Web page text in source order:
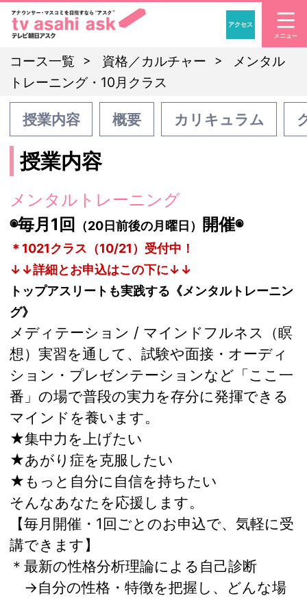
「アナウンサー・マ
アクセス
コース一覧 資格／カルチャー
メンタル
トレーニング・10月クラス
授業内容 概要 カリキュラム
授業内容
メンタルトレーニング
◉毎月1回 （20日前後の月曜日） 開催◉
＊1021クラス（10/21）受付中！
↓↓詳細とお申込はこの下に↓↓
トップアスリートも実践する《メンタルトレーニン
グ》
メディテーション / マインドフルネス（瞑
想）実習を通して、試験や面接・オーディ
ション・プレゼンテーションなど「ここ一
番」の場で普段の実力を存分に発揮できる
マインドを養います。
★集中力を上げたい
★あがり症を克服したい
★もっと自分に自信を持ちたい
そんなあなたを応援します。
【毎月開催・1回ごとのお申込で、気軽に受
講できます】
＊最新の性格分析理論による自己診断
→自分の性格・特徴を把握し、どんな場